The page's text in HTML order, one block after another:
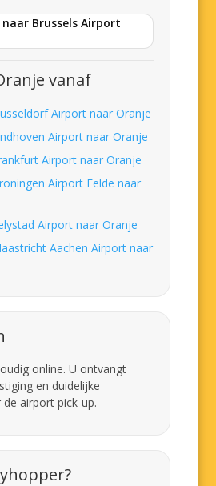
Brussels Airport
vanaf
Airport naar Oranje
Airport naar Oranje
Airport naar Oranje
Airport Eelde naar
Airport naar Oranje
Aachen Airport naar
online. U ontvangt
en duidelijke
airport pick-up.